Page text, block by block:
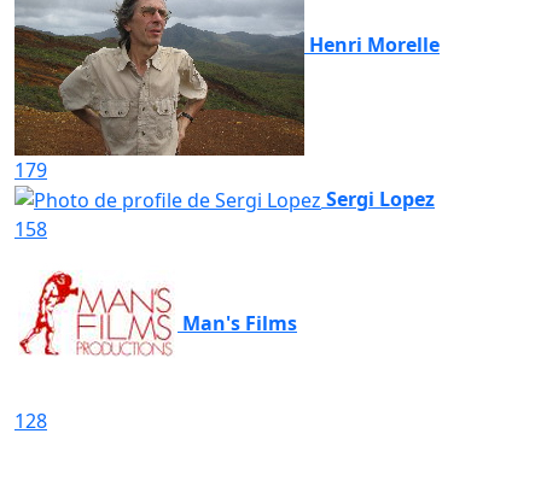
Henri Morelle
179
Sergi Lopez
158
Man's Films
128